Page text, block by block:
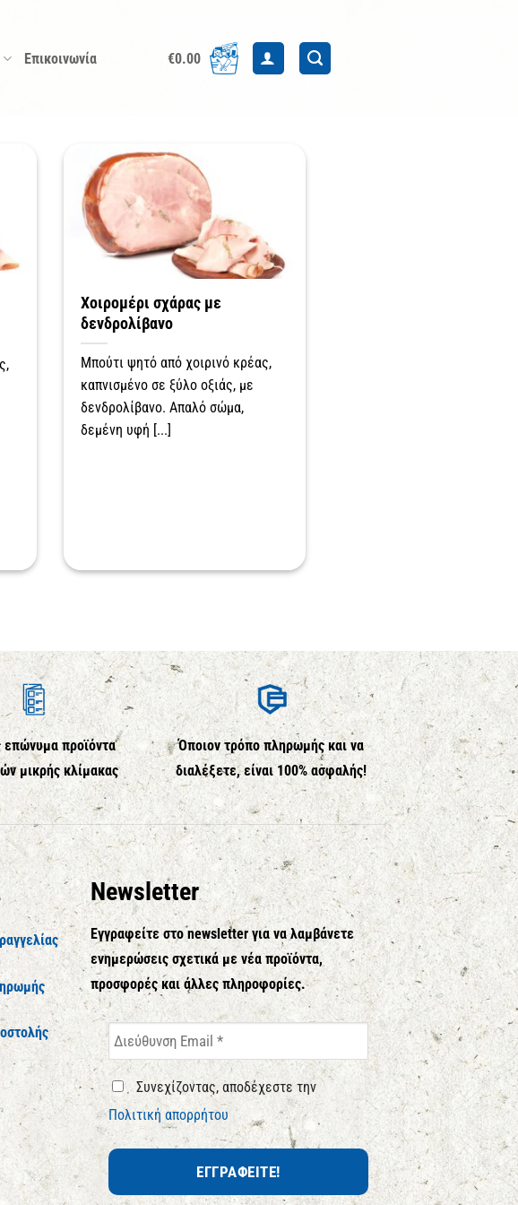
Επικοινωνία €0.00
Χοιρομέρι σχάρας με
δενδρολίβανο
Μπούτι ψητό από χοιρινό κρέας,
καπνισμένο σε ξύλο οξιάς, με
δενδρολίβανο. Απαλό σώμα,
δεμένη υφή [...]
επώνυμα προϊόντα
μικρής κλίμακας
Όποιον τρόπο πληρωμής και να
διαλέξετε, είναι 100% ασφαλής!
Newsletter
Εγγραφείτε στο newsletter για να λαμβάνετε
ενημερώσεις σχετικά με νέα προϊόντα,
προσφορές και άλλες πληροφορίες.
Συνεχίζοντας, αποδέχεστε την
Πολιτική απορρήτου